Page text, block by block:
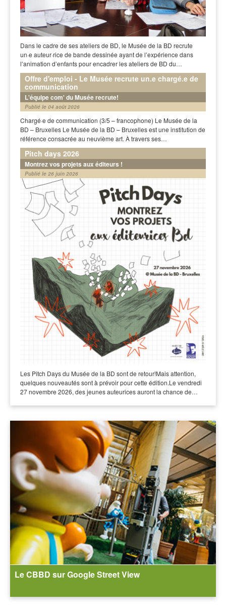
Dans le cadre de ses ateliers de BD, le Musée de la BD recrute
un·e auteur·rice de bande dessinée ayant de l’expérience dans
l’animation d’enfants pour encadrer les ateliers de BD du…
Offre d'emploi - Le Musée recrute un.e chargé.e de
communication
L'équipe com' du Musée recrute!
Publié le 04 août 2026
Chargé·e de communication (3/5 – francophone) Le Musée de la
BD – Bruxelles Le Musée de la BD – Bruxelles est une institution de
référence consacrée au neuvième art. À travers ses…
Pitch days 2026
Montrez vos projets aux éditeurs !
Publié le 26 juin 2026
Les Pitch Days du Musée de la BD sont de retour!Mais attention,
quelques nouveautés sont à prévoir pour cette édition.Le vendredi
27 novembre 2026, des jeunes auteurices auront la chance de…
Le CBBD sur Google Street View